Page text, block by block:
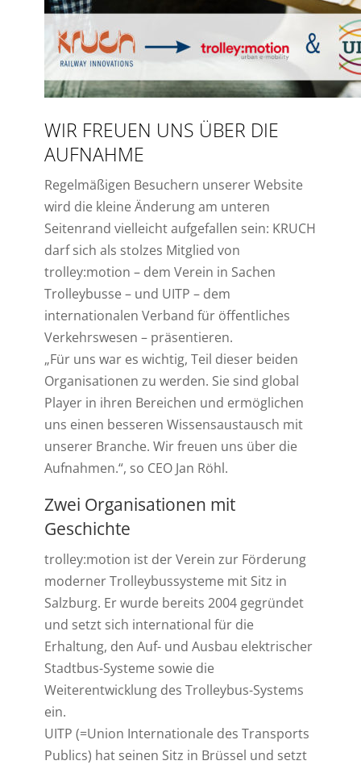
WIR FREUEN UNS ÜBER DIE
AUFNAHME
Regelmäßigen Besuchern unserer Website
wird die kleine Änderung am unteren
Seitenrand vielleicht aufgefallen sein: KRUCH
darf sich als stolzes Mitglied von
trolley:motion – dem Verein in Sachen
Trolleybusse – und UITP – dem
internationalen Verband für öffentliches
Verkehrswesen – präsentieren.
„Für uns war es wichtig, Teil dieser beiden
Organisationen zu werden. Sie sind global
Player in ihren Bereichen und ermöglichen
uns einen besseren Wissensaustausch mit
unserer Branche. Wir freuen uns über die
Aufnahmen.“, so CEO Jan Röhl.
Zwei Organisationen mit
Geschichte
trolley:motion ist der Verein zur Förderung
moderner Trolleybussysteme mit Sitz in
Salzburg. Er wurde bereits 2004 gegründet
und setzt sich international für die
Erhaltung, den Auf- und Ausbau elektrischer
Stadtbus-Systeme sowie die
Weiterentwicklung des Trolleybus-Systems
ein.
UITP (=Union Internationale des Transports
Publics) hat seinen Sitz in Brüssel und setzt